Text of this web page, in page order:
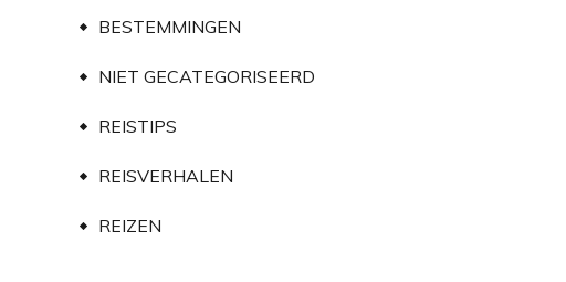
BESTEMMINGEN
NIET GECATEGORISEERD
REISTIPS
REISVERHALEN
REIZEN